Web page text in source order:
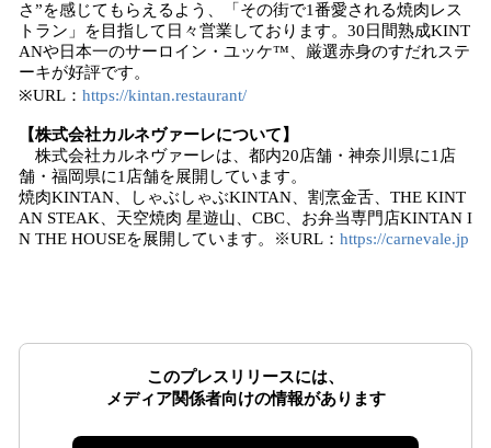
さ”を感じてもらえるよう、「その街で1番愛される焼肉レス
トラン」を目指して日々営業しております。30日間熟成KINT
ANや日本一のサーロイン・ユッケ™、厳選赤身のすだれステ
ーキが好評です。
※URL： https://kintan.restaurant/
【株式会社カルネヴァーレについて】
株式会社カルネヴァーレは、都内20店舗・神奈川県に1店
舗・福岡県に1店舗を展開しています。
焼肉KINTAN、しゃぶしゃぶKINTAN、割烹金舌、THE KINT
AN STEAK、天空焼肉 星遊山、CBC、お弁当専門店KINTAN I
N THE HOUSEを展開しています。※URL： https://carnevale.jp
このプレスリリースには、
メディア関係者向けの情報があります